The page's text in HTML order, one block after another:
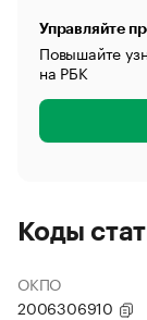
Управляйте
Повышайте
на РБК
Коды
ОКПО
2006306910